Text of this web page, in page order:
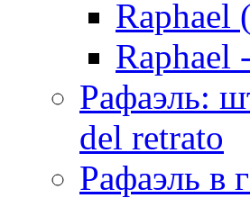
Raphael
Raphael
Рафаэль:
del retrato
Рафаэль в